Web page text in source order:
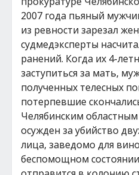
2007 года пьяный
из ревности зарезал
судмедэксперты
ранений. Когда их 4-
заступиться за мать,
полученных телесных
потерпевшие
Челябинским
осужден за убийство
лица, заведомо для
беспомощном